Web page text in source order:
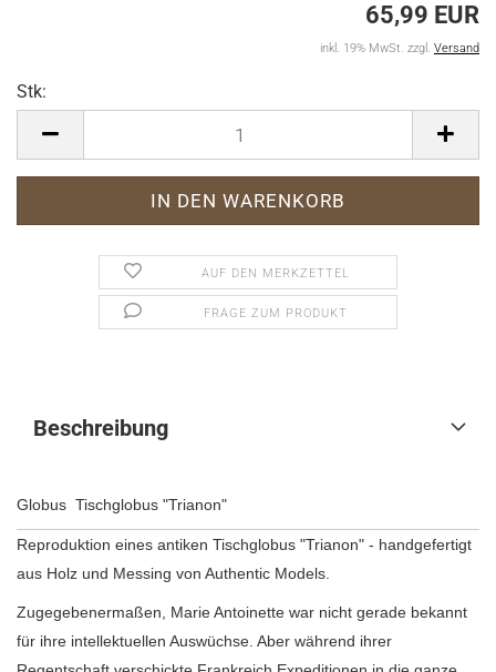
65,99 EUR
inkl. 19% MwSt. zzgl. Versand
Stk:
AUF DEN MERKZETTEL
FRAGE ZUM PRODUKT
Beschreibung
Globus Tischglobus "Trianon"
Reproduktion eines antiken Tischglobus "Trianon" - handgefertigt
aus Holz und Messing von Authentic Models.
Zugegebenermaßen, Marie Antoinette war nicht gerade bekannt
für ihre intellektuellen Auswüchse. Aber während ihrer